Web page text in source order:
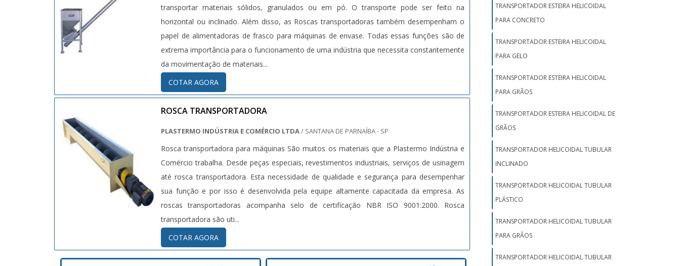
transportar materiais sólidos, granulados ou em pó. O transporte pode ser feito na
horizontal ou inclinado. Além disso, as Roscas transportadoras também desempenham o
papel de alimentadoras de frasco para máquinas de envase. Todas essas funções são de
extrema importância para o funcionamento de uma indústria que necessita constantemente
da movimentação de materiais...
COTAR AGORA
ROSCA TRANSPORTADORA
PLASTERMO INDÚSTRIA E COMÉRCIO LTDA/ SANTANA DE PARNAÍBA - SP
Rosca transportadora para máquinas São muitos os materiais que a Plastermo Indústria e
Comércio trabalha. Desde peças especiais, revestimentos industriais, serviços de usinagem
até rosca transportadora. Esta necessidade de qualidade e segurança para desempenhar
sua função e por isso é desenvolvida pela equipe altamente capacitada da empresa. As
roscas transportadoras acompanha selo de certificação NBR ISO 9001:2000. Rosca
transportadora são uti...
COTAR AGORA
TRANSPORTADOR ESTEIRA HELICOIDAL
PARA CONCRETO
TRANSPORTADOR ESTEIRA HELICOIDAL
PARA GELO
TRANSPORTADOR ESTEIRA HELICOIDAL
PARA GRÃOS
TRANSPORTADOR ESTEIRA HELICOIDAL DE
GRÃOS
TRANSPORTADOR HELICOIDAL TUBULAR
INCLINADO
TRANSPORTADOR HELICOIDAL TUBULAR
PLÁSTICO
TRANSPORTADOR HELICOIDAL TUBULAR
PARA GRÃOS
TRANSPORTADOR HELICOIDAL TUBULAR